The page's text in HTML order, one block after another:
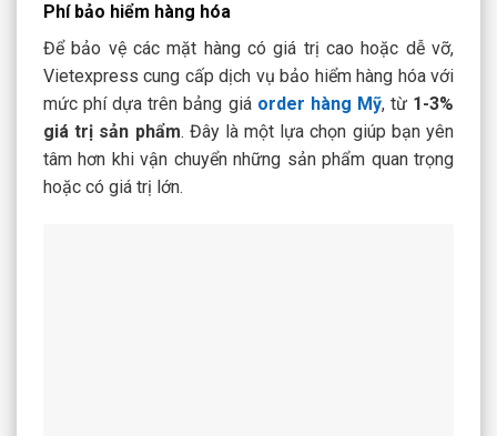
Phí bảo hiểm hàng hóa
Để bảo vệ các mặt hàng có giá trị cao hoặc dễ vỡ,
Vietexpress cung cấp dịch vụ bảo hiểm hàng hóa với
mức phí dựa trên bảng giá order hàng Mỹ, từ 1-3%
giá trị sản phẩm. Đây là một lựa chọn giúp bạn yên
tâm hơn khi vận chuyển những sản phẩm quan trọng
hoặc có giá trị lớn.